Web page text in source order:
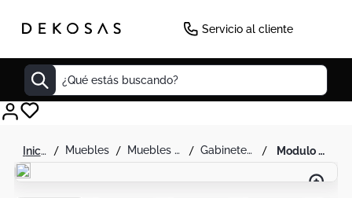
Servicio al cliente
¿Qué estás buscando?
muebles muebles de cocina gabinetes de cocina modulo superior 120 cocina orion rta blanco duna
Decoracion